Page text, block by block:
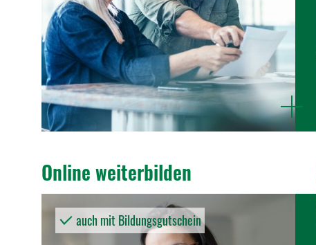
anzeigen
Online weiter­bilden
auch mit Bildungsgutschein